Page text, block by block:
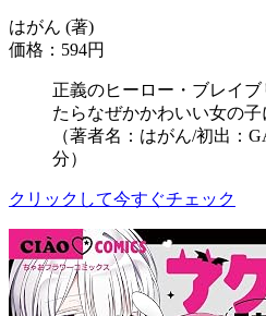
はがん (著)
価格：594円
正義のヒーロー・ブレイ
たらなぜかかわいい女の
（著者名：はがん/初出：
分）
クリックして今すぐチェック